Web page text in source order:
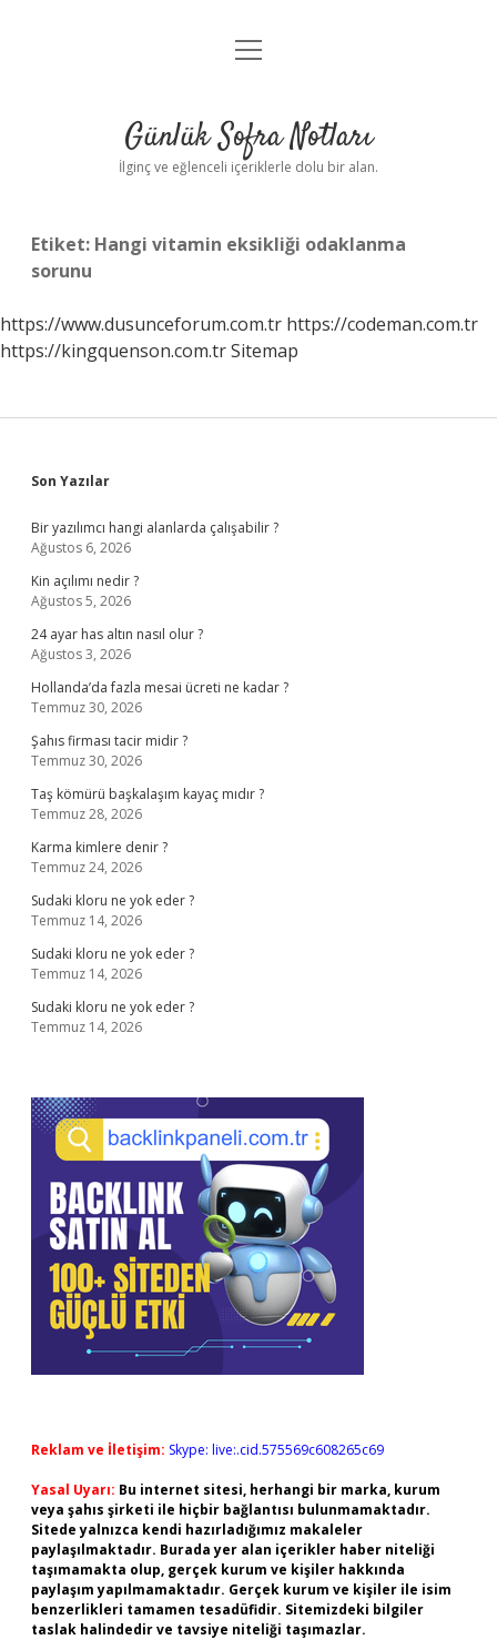
Anasayfa
Yasal Uyarı
menüyü
Günlük Sofra Notları
İlginç ve eğlenceli içeriklerle dolu bir alan.
Etiket: Hangi vitamin eksikliği odaklanma
sorunu
https://www.dusunceforum.com.tr https://codeman.com.tr
https://kingquenson.com.trSitemap
Sidebar
Son Yazılar
Bir yazılımcı hangi alanlarda çalışabilir ?
Ağustos 6, 2026
Kin açılımı nedir ?
Ağustos 5, 2026
24 ayar has altın nasıl olur ?
Ağustos 3, 2026
Hollanda’da fazla mesai ücreti ne kadar ?
Temmuz 30, 2026
Şahıs firması tacir midir ?
Temmuz 30, 2026
Taş kömürü başkalaşım kayaç mıdır ?
Temmuz 28, 2026
Karma kimlere denir ?
Temmuz 24, 2026
Sudaki kloru ne yok eder ?
Temmuz 14, 2026
Sudaki kloru ne yok eder ?
Temmuz 14, 2026
Sudaki kloru ne yok eder ?
Temmuz 14, 2026
Reklam ve İletişim: Skype: live:.cid.575569c608265c69
Yasal Uyarı: Bu internet sitesi, herhangi bir marka, kurum
veya şahıs şirketi ile hiçbir bağlantısı bulunmamaktadır.
Sitede yalnızca kendi hazırladığımız makaleler
paylaşılmaktadır. Burada yer alan içerikler haber niteliği
taşımamakta olup, gerçek kurum ve kişiler hakkında
paylaşım yapılmamaktadır. Gerçek kurum ve kişiler ile isim
benzerlikleri tamamen tesadüfidir. Sitemizdeki bilgiler
taslak halindedir ve tavsiye niteliği taşımazlar.